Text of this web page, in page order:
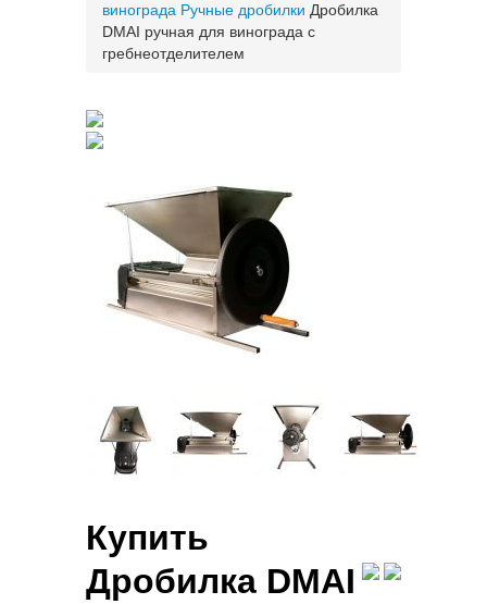
винограда Ручные дробилки Дробилка
DMAI ручная для винограда с
гребнеотделителем
Купить
Дробилка DMAI